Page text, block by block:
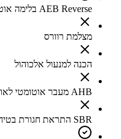
AEB Reverse בלימה אוטונומית בנסיעה לאחור
מצלמת רוורס
הכנה למנעול אלכוהול
AHB מעבר אוטומטי לאורות גבוהים
SBR התראת חגורת בטיחות